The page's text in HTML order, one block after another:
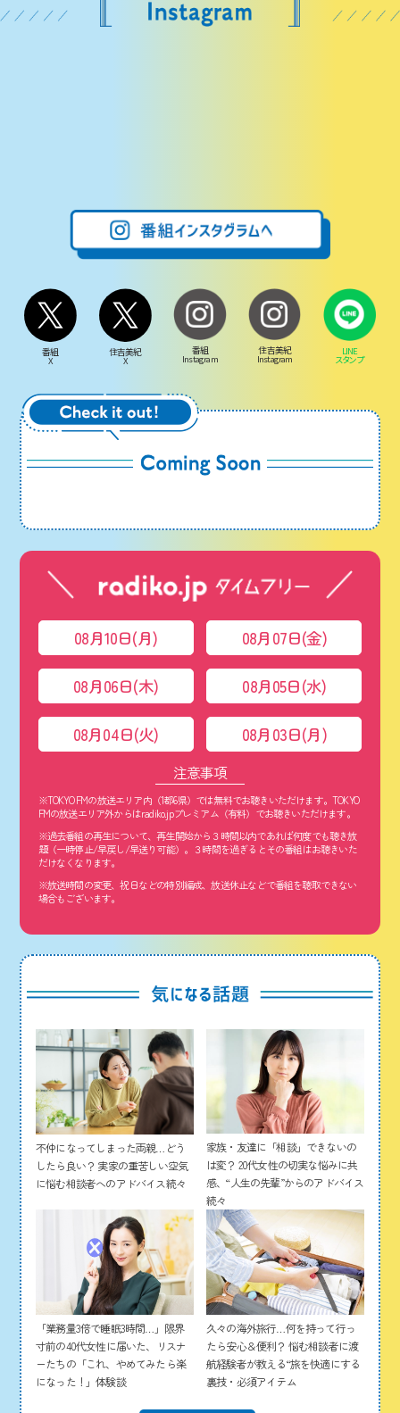
番組
X
住吉美紀
X
番組
Instagram
住吉美紀
Instagram
LINE
スタンプ
08月10日(月) 08月07日(金)
08月06日(木) 08月05日(水)
08月04日(火) 08月03日(月)
注意事項
※TOKYO FMの放送エリア内（1都6県）では無料でお聴きいただけます。TOKYO
FMの放送エリア外からはradiko.jpプレミアム（有料）でお聴きいただけます。
※過去番組の再生について、再生開始から３時間以内であれば何度でも聴き放
題（一時停止/早戻し/早送り可能）。３時間を過ぎるとその番組はお聴きいた
だけなくなります。
※放送時間の変更、祝日などの特別編成、放送休止などで番組を聴取できない
場合もございます。
不仲になってしまった両親…どう
したら良い？ 実家の重苦しい空気
に悩む相談者へのアドバイス続々
家族・友達に「相談」できないの
は変？ 20代女性の切実な悩みに共
感、“人生の先輩”からのアドバイス
続々
「業務量3倍で睡眠3時間…」限界
寸前の40代女性に届いた、リスナ
ーたちの「これ、やめてみたら楽
になった！」体験談
久々の海外旅行…何を持って行っ
たら安心＆便利？ 悩む相談者に渡
航経験者が教える“旅を快適にする
裏技・必須アイテム